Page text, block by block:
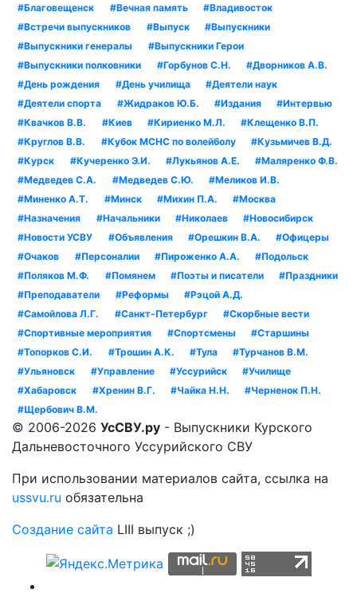
#Благовещенск #Вечная память
#Владивосток
#Встречи выпускников
#Выпуск
#Выпускники
#Выпускники генералы
#Выпускники Герои
#Выпускники полковники
#Горбунов С.Н.
#Дворников А.В.
#День рождения
#День училища
#Деятели наук
#Деятели спорта
#Жидраков Ю.Б. #Издания
#Интервью
#Квачков В.В.
#Киев #Кириенко М.Л.
#Клещенко В.П.
#Круглов В.В.
#Кубок МСНС по волейболу
#Кузьмичев В.Д.
#Курск
#Кучеренко Э.И. #Лукьянов А.Е.
#Маляренко Ф.В.
#Медведев С.А.
#Медведев С.Ю.
#Меликов И.В.
#Миненко А.Т.
#Минск #Михин П.А.
#Москва
#Назначения
#Начальники #Николаев
#Новосибирск
#Новости УСВУ
#Объявления #Орешкин В.А.
#Офицеры
#Очаков
#Персоналии #Пироженко А.А.
#Подольск
#Поляков М.Ф.
#Помянем #Поэты и писатели
#Праздники
#Преподаватели
#Реформы
#Рэцой А.Д.
#Самойлова Л.Г.
#Санкт-Петербург
#Скорбные вести
#Спортивные мероприятия
#Спортсмены
#Старшины
#Топорков С.И.
#Трошин А.К. #Тула
#Турчанов В.М.
#Ульяновск
#Управление #Уссурийск
#Училище
#Хабаровск
#Хренин В.Г. #Чайка Н.Н.
#Черненок П.Н.
#Щербович В.М.
© 2006-2026 УсСВУ.ру - Выпускники Курского
Дальневосточного Уссурийского СВУ
При использовании материалов сайта, ссылка на
ussvu.ru обязательна
Создание сайта LIII выпуск ;)